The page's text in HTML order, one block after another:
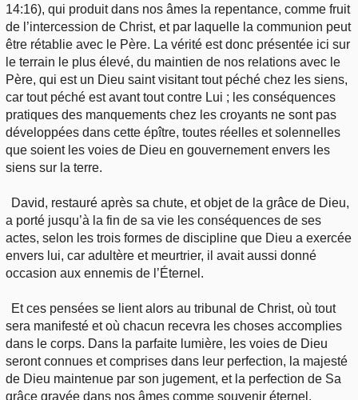
14:16), qui produit dans nos âmes la repentance, comme fruit
de l’intercession de Christ, et par laquelle la communion peut
être rétablie avec le Père. La vérité est donc présentée ici sur
le terrain le plus élevé, du maintien de nos relations avec le
Père, qui est un Dieu saint visitant tout péché chez les siens,
car tout péché est avant tout contre Lui ; les conséquences
pratiques des manquements chez les croyants ne sont pas
développées dans cette épître, toutes réelles et solennelles
que soient les voies de Dieu en gouvernement envers les
siens sur la terre.
David, restauré après sa chute, et objet de la grâce de Dieu,
a porté jusqu’à la fin de sa vie les conséquences de ses
actes, selon les trois formes de discipline que Dieu a exercée
envers lui, car adultère et meurtrier, il avait aussi donné
occasion aux ennemis de l’Éternel.
Et ces pensées se lient alors au tribunal de Christ, où tout
sera manifesté et où chacun recevra les choses accomplies
dans le corps. Dans la parfaite lumière, les voies de Dieu
seront connues et comprises dans leur perfection, la majesté
de Dieu maintenue par son jugement, et la perfection de Sa
grâce gravée dans nos âmes comme souvenir éternel.